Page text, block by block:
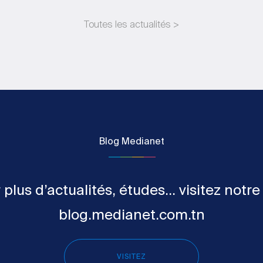
Toutes les actualités >
Blog Medianet
plus d’actualités, études... visitez
blog.medianet.com.tn
VISITEZ